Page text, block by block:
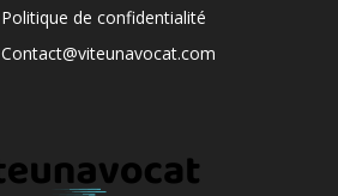
Politique de confidentialité
Contact@viteunavocat.com